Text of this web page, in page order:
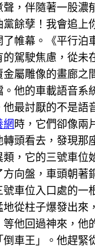
，伴隨著一股
餘孽！我會追
帷幕。《平行
駕駛焦慮，從未
屬雕像的畫廊之
。他的車載語音
最討厭的不是
網時，它們卻像兩
轉頭看去，發現那
，它的三號車
向盤，車頭朝
車位入口處的
從柱子爆發出
等他回過神來，
車王」。他趕